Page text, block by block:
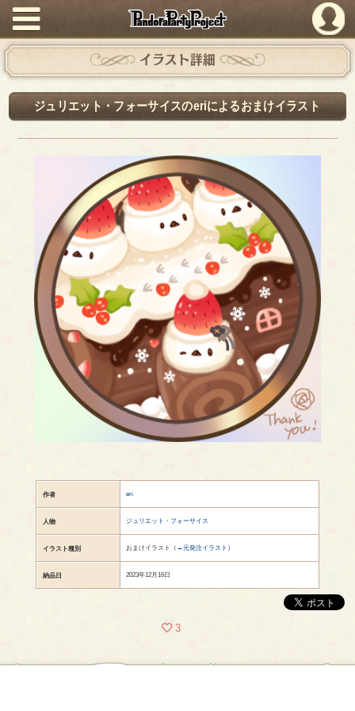
PandoraPartyProject
イラスト詳細
ジュリエット・フォーサイスのeriによるおまけイラスト
作者 eri
人物 ジュリエット・フォーサイス
イラスト種別 おまけイラスト（ →元発注イラスト ）
納品日 2023年12月16日
3